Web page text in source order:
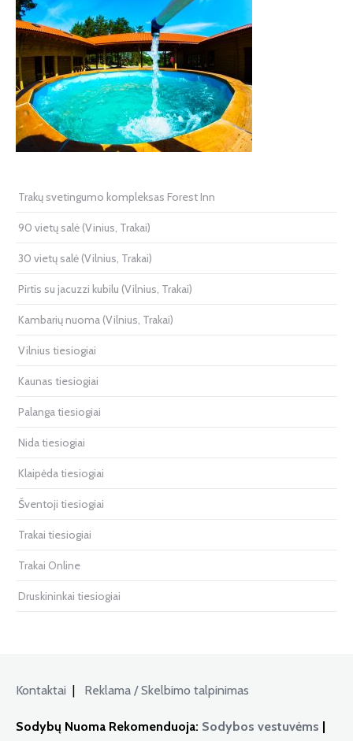
Trakų svetingumo kompleksas Forest Inn
90 vietų salė (Vinius, Trakai)
30 vietų salė (Vilnius, Trakai)
Pirtis su jacuzzi kubilu (Vilnius, Trakai)
Kambarių nuoma (Vilnius, Trakai)
Vilnius tiesiogiai
Kaunas tiesiogiai
Palanga tiesiogiai
Nida tiesiogiai
Klaipėda tiesiogiai
Šventoji tiesiogiai
Trakai tiesiogiai
Trakai Online
Druskininkai tiesiogiai
Kontaktai Reklama / Skelbimo talpinimas
Sodybų Nuoma Rekomenduoja: Sodybos vestuvėms |